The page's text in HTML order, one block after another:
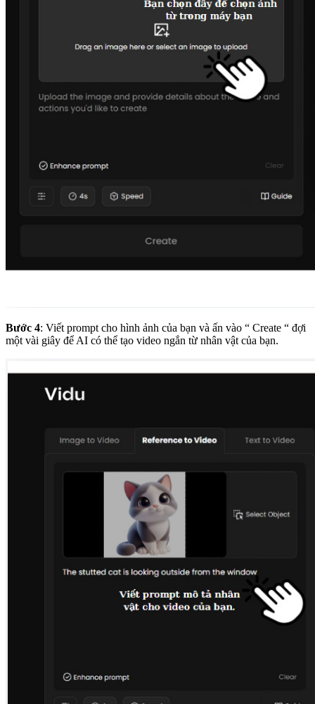
Bước 4: Viết prompt cho hình ảnh của bạn và ấn vào “ Create “ đợi
một vài giây để AI có thể tạo video ngắn từ nhân vật của bạn.